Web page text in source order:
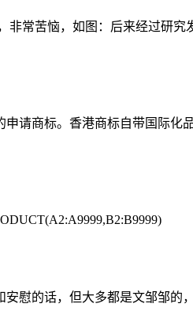
常苦恼，如图：后来经过研究
请商标。香港商标自带国际化
慰的话，但大多都是文邹邹的